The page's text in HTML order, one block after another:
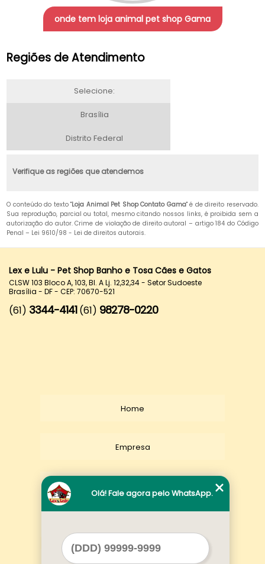
onde tem loja animal pet shop Gama
Regiões de Atendimento
Selecione:
Brasília
Distrito Federal
Verifique as regiões que atendemos
O conteúdo do texto "Loja Animal Pet Shop Contato Gama" é de direito reservado.
Sua reprodução, parcial ou total, mesmo citando nossos links, é proibida sem a
autorização do autor. Crime de violação de direito autoral – artigo 184 do Código
Penal – Lei 9610/98 - Lei de direitos autorais.
Lex e Lulu - Pet Shop Banho e Tosa Cães e Gatos
CLSW 103 Bloco A, 103, Bl. A Lj. 12,32,34 - Setor Sudoeste
Brasília - DF - CEP: 70670-521
(61) 3344-4141 (61) 98278-0220
Home
Empresa
Olá! Fale agora pelo WhatsApp.